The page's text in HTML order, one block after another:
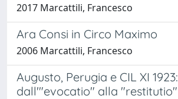
2017 Marcattili, Francesco
Ara Consi in Circo Maximo
2006 Marcattili, Francesco
Augusto, Perugia e CIL XI 1923:
dall'"evocatio" alla "restitutio"